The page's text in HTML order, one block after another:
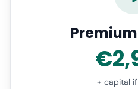
+ capital